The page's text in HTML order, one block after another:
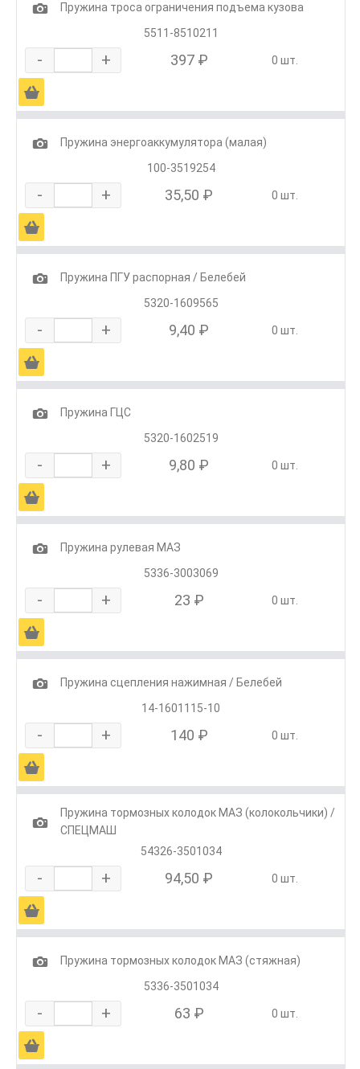
1
Пружина троса ограничения подъема кузова
5511-8510211
- + 397 ₽ 0 шт.
Ä
1
Пружина энергоаккумулятора (малая)
100-3519254
- + 35,50 ₽ 0 шт.
Ä
1
Пружина ПГУ распорная / Белебей
5320-1609565
- + 9,40 ₽ 0 шт.
Ä
1
Пружина ГЦС
5320-1602519
- + 9,80 ₽ 0 шт.
Ä
1
Пружина рулевая МАЗ
5336-3003069
- + 23 ₽ 0 шт.
Ä
1
Пружина сцепления нажимная / Белебей
14-1601115-10
- + 140 ₽ 0 шт.
Ä
1
Пружина тормозных колодок МАЗ (колокольчики) /
СПЕЦМАШ
54326-3501034
- + 94,50 ₽ 0 шт.
Ä
1
Пружина тормозных колодок МАЗ (стяжная)
5336-3501034
- + 63 ₽ 0 шт.
Ä